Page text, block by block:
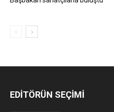
EDİTÖRÜN SEÇİMİ